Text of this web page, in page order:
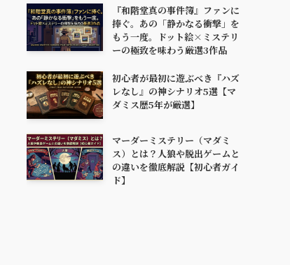
『和階堂真の事件簿』ファンに
捧ぐ。あの「静かなる衝撃」を
もう一度。ドット絵×ミステリ
ーの極致を味わう厳選3作品
初心者が最初に遊ぶべき『ハズ
レなし』の神シナリオ5選【マ
ダミス歴5年が厳選】
マーダーミステリー（マダミ
ス）とは？人狼や脱出ゲームと
の違いを徹底解説【初心者ガイ
ド】